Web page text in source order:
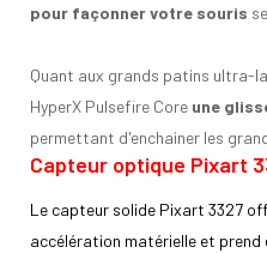
pour façonner votre souris
Quant aux grands patins ultra-
HyperX Pulsefire Core une
permettant d'enchainer les
Capteur optique Pixart
Le capteur solide Pixart 3327
accélération matérielle et prend